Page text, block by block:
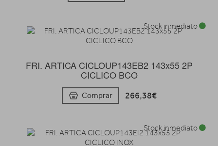
FRI. ARTICA CICLOUP143EB2 143x55 2P
CICLICO BCO
Comprar 266,38€
Stock inmediato
Stock inmediato